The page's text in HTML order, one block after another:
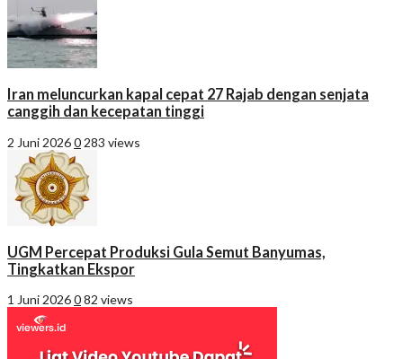
Iran meluncurkan kapal cepat 27 Rajab dengan senjata
canggih dan kecepatan tinggi
2 Juni 20260 283 views
UGM Percepat Produksi Gula Semut Banyumas,
Tingkatkan Ekspor
1 Juni 2026082 views